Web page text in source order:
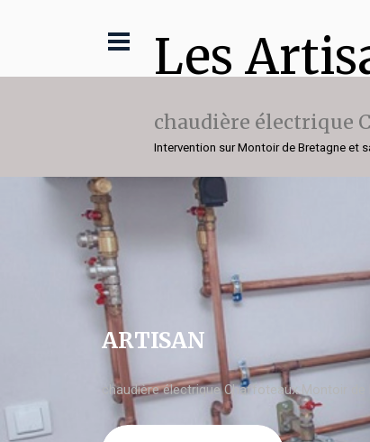
Les
chaudière électrique
Intervention sur Montoir de Bretagne et
ARTISAN
chaudière électrique Chaffoteaux Montoir de